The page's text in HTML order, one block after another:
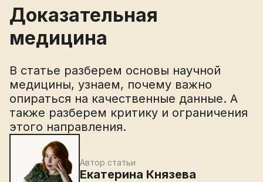
Доказательная
медицина
В статье разберем основы научной
медицины, узнаем, почему важно
опираться на качественные данные. А
также разберем критику и ограничения
этого направления.
Автор статьи
Екатерина Князева